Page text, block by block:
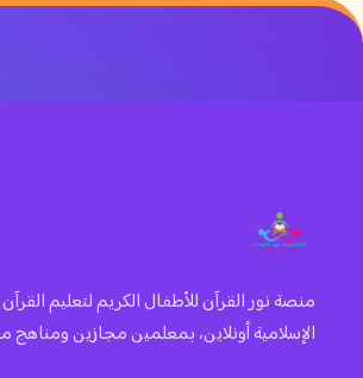
منصة نور القرآن للأطفال الكريم لتعليم
الإسلامية أونلاين، بمعلمين مجازين ومناهج